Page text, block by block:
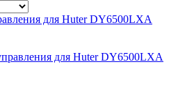
для Huter DY6500LXA